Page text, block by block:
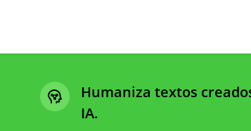
Humaniza textos
IA.